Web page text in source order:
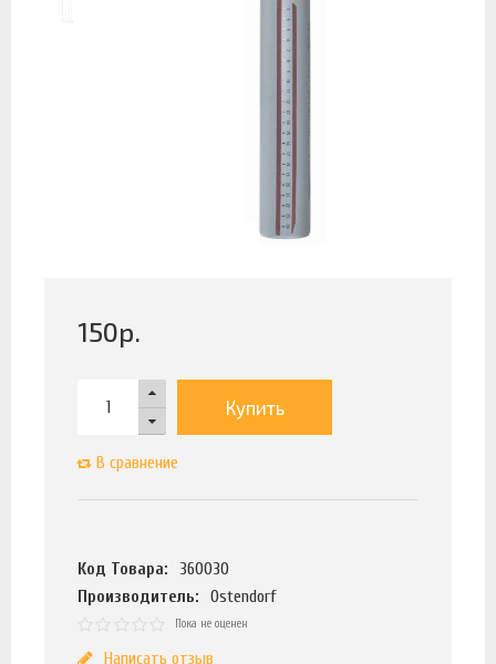
150р.
Купить
В сравнение
Код Товара:
360030
Производитель:
Ostendorf
Пока не оценен
Написать отзыв